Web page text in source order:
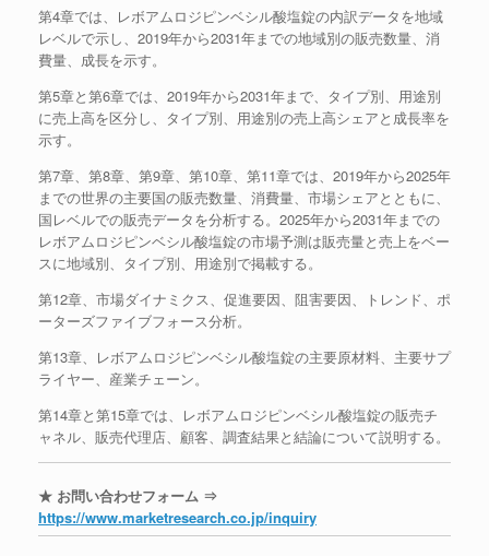
第4章では、レボアムロジピンベシル酸塩錠の内訳データを地域
レベルで示し、2019年から2031年までの地域別の販売数量、消
費量、成長を示す。
第5章と第6章では、2019年から2031年まで、タイプ別、用途別
に売上高を区分し、タイプ別、用途別の売上高シェアと成長率を
示す。
第7章、第8章、第9章、第10章、第11章では、2019年から2025年
までの世界の主要国の販売数量、消費量、市場シェアとともに、
国レベルでの販売データを分析する。2025年から2031年までの
レボアムロジピンベシル酸塩錠の市場予測は販売量と売上をベー
スに地域別、タイプ別、用途別で掲載する。
第12章、市場ダイナミクス、促進要因、阻害要因、トレンド、ポ
ーターズファイブフォース分析。
第13章、レボアムロジピンベシル酸塩錠の主要原材料、主要サプ
ライヤー、産業チェーン。
第14章と第15章では、レボアムロジピンベシル酸塩錠の販売チ
ャネル、販売代理店、顧客、調査結果と結論について説明する。
★ お問い合わせフォーム ⇒
https://www.marketresearch.co.jp/inquiry